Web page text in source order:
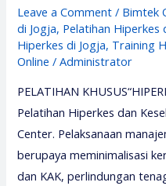
Leave a Comment / Bimtek
di Jogja, Pelatihan Hiperkes
Hiperkes di Jogja, Training
Online /Administrator
PELATIHAN
Pelatihan Hiperkes dan
Center. Pelaksanaan
berupaya meminimalisasi
dan KAK, perlindungan